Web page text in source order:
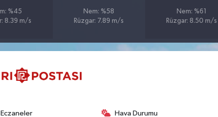
%45
8.39 m/s
Nem: %58
Rüzgar: 7.89 m/s
Nem: %61
Rüzgar: 8.50 m/s
Hava Durumu